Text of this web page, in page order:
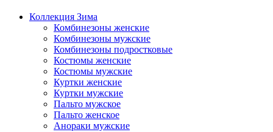
Коллекция Зима
Комбинезоны женские
Комбинезоны мужские
Комбинезоны подростковые
Костюмы женские
Костюмы мужские
Куртки женские
Куртки мужские
Пальто мужское
Пальто женское
Анораки мужские